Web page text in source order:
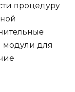
процедуру
модули для